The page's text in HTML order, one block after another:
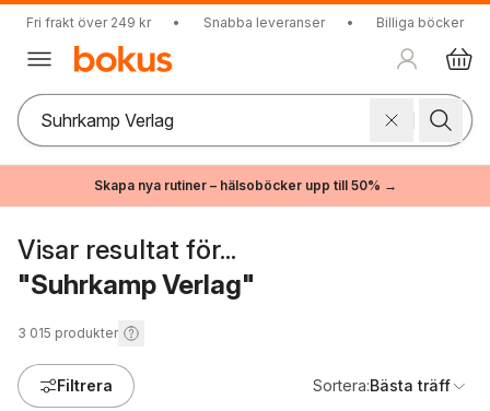
Fri frakt över 249 kr • Snabba leveranser • Billiga böcker
Skapa nya rutiner – hälsoböcker upp till 50% →
Visar resultat för...
"Suhrkamp Verlag"
3 015 produkter
Filtrera Sortera:Bästa träff